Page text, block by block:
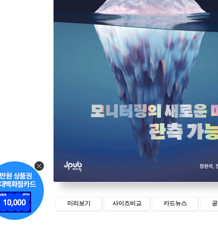
미리보기 사이즈비교 카드뉴스